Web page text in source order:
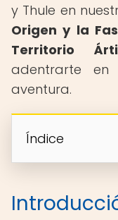
y Thule en
Origen y la
Territorio
adentrarte
aventura.
Índice